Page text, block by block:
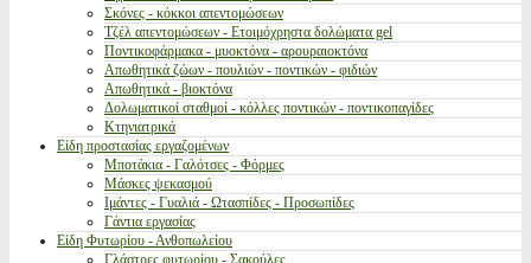
Σκόνες - κόκκοι απεντομώσεων
Τζέλ απεντομώσεων - Ετοιμόχρηστα δολώματα gel
Ποντικοφάρμακα - μυοκτόνα - αρουραιοκτόνα
Απωθητικά ζώων - πουλιών - ποντικών - φιδιών
Απωθητικά - βιοκτόνα
Δολωματικοί σταθμοί - κόλλες ποντικών - ποντικοπαγίδες
Κτηνιατρικά
Είδη προστασίας εργαζομένων
Μποτάκια - Γαλότσες - Φόρμες
Μάσκες ψεκασμού
Ιμάντες - Γυαλιά - Ωτασπίδες - Προσωπίδες
Γάντια εργασίας
Είδη Φυτωρίου - Ανθοπωλείου
Γλάστρες φυτωρίου - Σακούλες